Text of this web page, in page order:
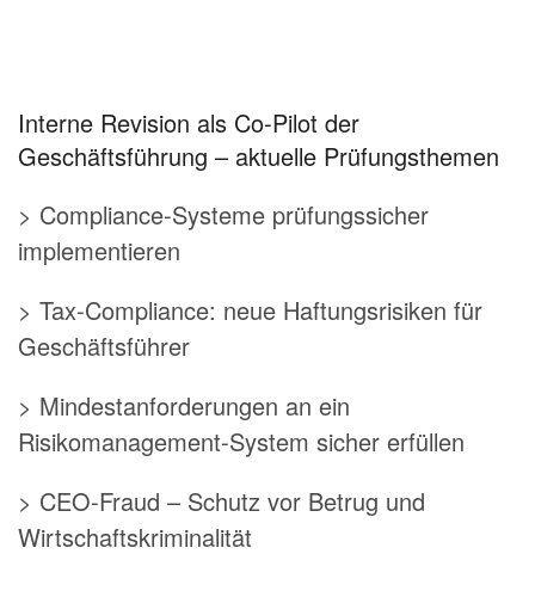
Interne Revision als Co-Pilot der
Geschäftsführung – aktuelle Prüfungsthemen
> Compliance-Systeme prüfungssicher
implementieren
> Tax-Compliance: neue Haftungsrisiken für
Geschäftsführer
> Mindestanforderungen an ein
Risikomanagement-System sicher erfüllen
> CEO-Fraud – Schutz vor Betrug und
Wirtschaftskriminalität